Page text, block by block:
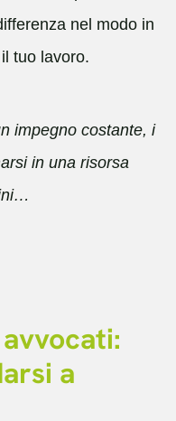
nel modo in
tuo lavoro.
impegno costante, i
in una risorsa
a